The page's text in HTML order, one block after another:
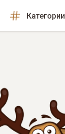
Категории